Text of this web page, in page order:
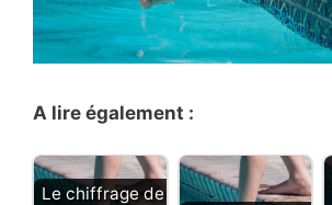
A lire également :
Le chiffrage de